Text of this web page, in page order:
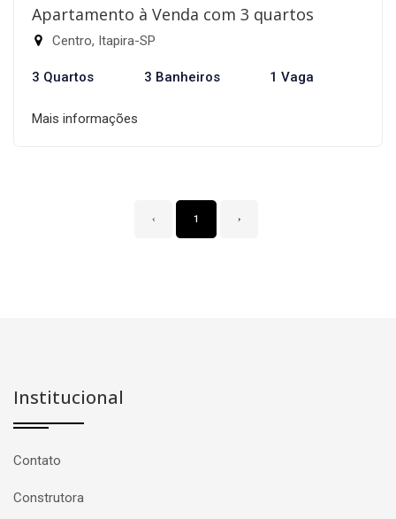
Apartamento à Venda com 3 quartos
Centro, Itapira-SP
3 Quartos 3 Banheiros 1 Vaga
Mais informações
‹ 1 ›
Institucional
Contato
Construtora